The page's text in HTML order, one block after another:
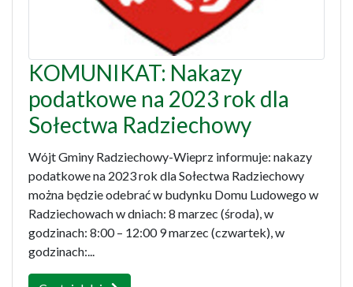
KOMUNIKAT: Nakazy
podatkowe na 2023 rok dla
Sołectwa Radziechowy
Wójt Gminy Radziechowy-Wieprz informuje: nakazy
podatkowe na 2023 rok dla Sołectwa Radziechowy
można będzie odebrać w budynku Domu Ludowego w
Radziechowach w dniach: 8 marzec (środa), w
godzinach: 8:00 – 12:00 9 marzec (czwartek), w
godzinach:...